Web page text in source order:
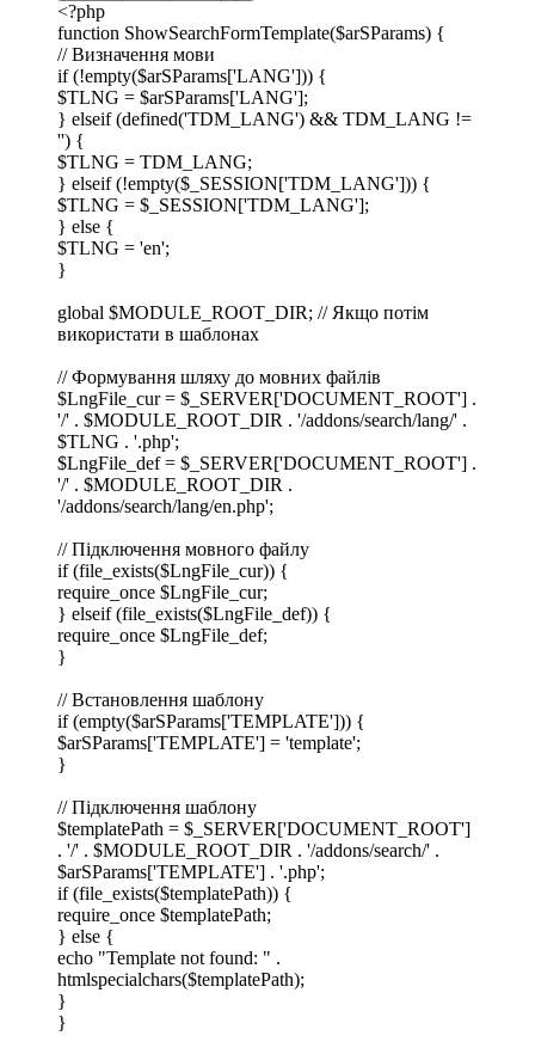
<?php
function ShowSearchFormTemplate($arSParams) {
// Визначення мови
if (!empty($arSParams['LANG'])) {
$TLNG = $arSParams['LANG'];
} elseif (defined('TDM_LANG') && TDM_LANG !=
'') {
$TLNG = TDM_LANG;
} elseif (!empty($_SESSION['TDM_LANG'])) {
$TLNG = $_SESSION['TDM_LANG'];
} else {
$TLNG = 'en';
}
global $MODULE_ROOT_DIR; // Якщо потім
використати в шаблонах
// Формування шляху до мовних файлів
$LngFile_cur = $_SERVER['DOCUMENT_ROOT'] .
'/' . $MODULE_ROOT_DIR . '/addons/search/lang/' .
$TLNG . '.php';
$LngFile_def = $_SERVER['DOCUMENT_ROOT'] .
'/' . $MODULE_ROOT_DIR .
'/addons/search/lang/en.php';
// Підключення мовного файлу
if (file_exists($LngFile_cur)) {
require_once $LngFile_cur;
} elseif (file_exists($LngFile_def)) {
require_once $LngFile_def;
}
// Встановлення шаблону
if (empty($arSParams['TEMPLATE'])) {
$arSParams['TEMPLATE'] = 'template';
}
// Підключення шаблону
$templatePath = $_SERVER['DOCUMENT_ROOT']
. '/' . $MODULE_ROOT_DIR . '/addons/search/' .
$arSParams['TEMPLATE'] . '.php';
if (file_exists($templatePath)) {
require_once $templatePath;
} else {
echo "Template not found: " .
htmlspecialchars($templatePath);
}
}